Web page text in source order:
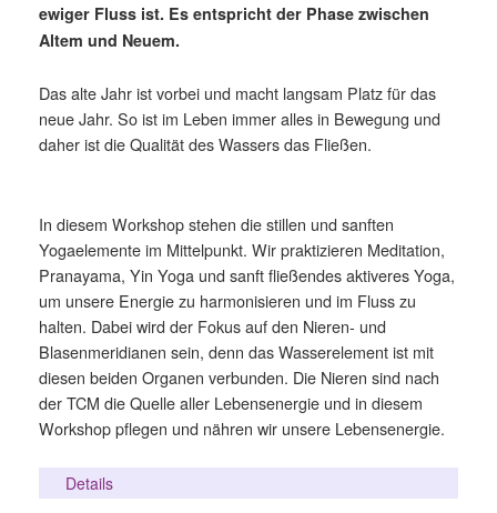
ewiger Fluss ist. Es entspricht der Phase zwischen
Altem und Neuem.
Das alte Jahr ist vorbei und macht langsam Platz für das
neue Jahr. So ist im Leben immer alles in Bewegung und
daher ist die Qualität des Wassers das Fließen.
In diesem Workshop stehen die stillen und sanften
Yogaelemente im Mittelpunkt. Wir praktizieren Meditation,
Pranayama, Yin Yoga und sanft fließendes aktiveres Yoga,
um unsere Energie zu harmonisieren und im Fluss zu
halten. Dabei wird der Fokus auf den Nieren- und
Blasenmeridianen sein, denn das Wasserelement ist mit
diesen beiden Organen verbunden. Die Nieren sind nach
der TCM die Quelle aller Lebensenergie und in diesem
Workshop pflegen und nähren wir unsere Lebensenergie.
Details